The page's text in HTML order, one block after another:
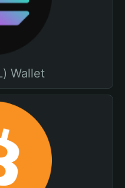
Wallet